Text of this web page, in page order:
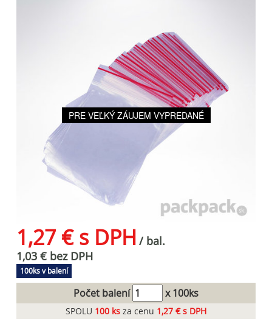
PRE VEĽKÝ ZÁUJEM VYPREDANÉ
1,27 € s DPH / bal.
1,03 € bez DPH
100ks v balení
Počet balení x 100ks
SPOLU 100 ks za cenu 1,27 € s DPH